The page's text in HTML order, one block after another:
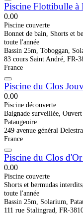
Piscine Flottibulle à
0.00
Piscine couverte
Bonnet de bain, Shorts et
toute l'année
Bassin 25m, Toboggan,
83 cours Saint André, FR-
France
Piscine du Clos
0.00
Piscine découverte
Baignade surveillée,
Pataugeoire
249 avenue général
France
Piscine du Clos
0.00
Piscine couverte
Shorts et bermudas
toute l'année
Bassin 25m, Solarium,
111 rue Stalingrad, FR-